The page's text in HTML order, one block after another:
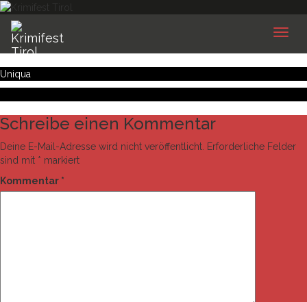
Uniqua
Schreibe einen Kommentar
Deine E-Mail-Adresse wird nicht veröffentlicht. Erforderliche Felder
sind mit * markiert
Kommentar *